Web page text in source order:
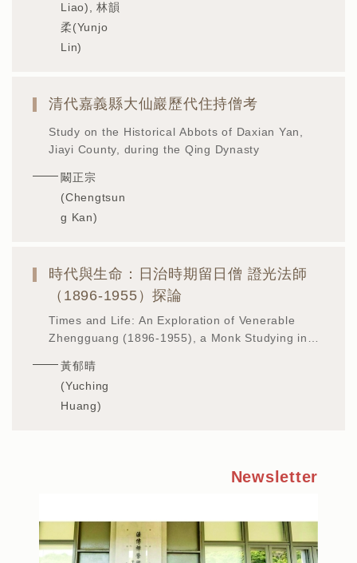
Liao), 林韻
柔(Yunjo
Lin)
清代嘉義縣大仙巖歷代住持僧考
Study on the Historical Abbots of Daxian Yan,
Jiayi County, during the Qing Dynasty
闞正宗
(Chengtsun
g Kan)
時代與生命：日治時期留日僧 證光法師
（1896-1955）探論
Times and Life: An Exploration of Venerable
Zhengguang (1896-1955), a Monk Studying in
黃郁晴
(Yuching
Huang)
Newsletter